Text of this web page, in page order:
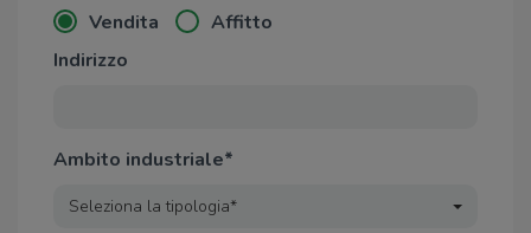
Vendita
Affitto
Indirizzo
Ambito industriale*
Seleziona la tipologia*